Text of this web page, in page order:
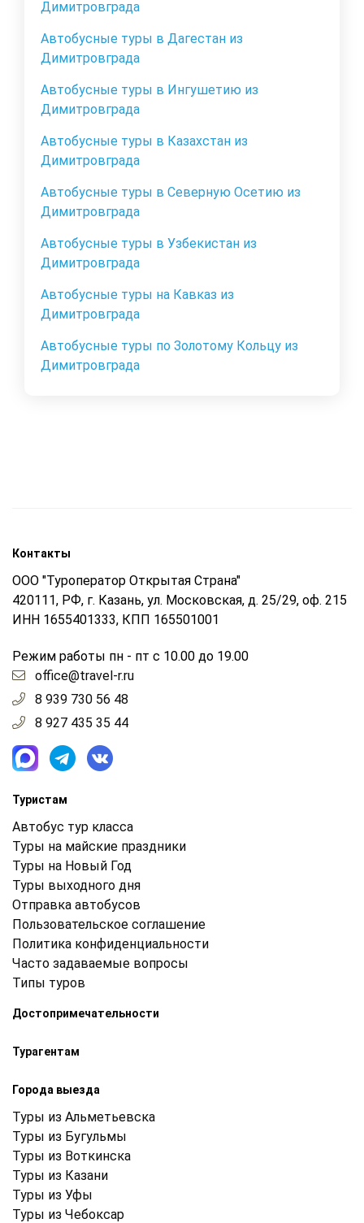
Димитровграда
Автобусные туры в Дагестан из
Димитровграда
Автобусные туры в Ингушетию из
Димитровграда
Автобусные туры в Казахстан из
Димитровграда
Автобусные туры в Северную Осетию из
Димитровграда
Автобусные туры в Узбекистан из
Димитровграда
Автобусные туры на Кавказ из
Димитровграда
Автобусные туры по Золотому Кольцу из
Димитровграда
Контакты
ООО "Туроператор Открытая Страна"
420111, РФ, г. Казань, ул. Московская, д. 25/29, оф. 215
ИНН 1655401333, КПП 165501001
Режим работы пн - пт с 10.00 до 19.00
office@travel-r.ru
8 939 730 56 48
8 927 435 35 44
Туристам
Автобус тур класса
Туры на майские праздники
Туры на Новый Год
Туры выходного дня
Отправка автобусов
Пользовательское соглашение
Политика конфиденциальности
Часто задаваемые вопросы
Типы туров
Достопримечательности
Турагентам
Города выезда
Туры из Альметьевска
Туры из Бугульмы
Туры из Воткинска
Туры из Казани
Туры из Уфы
Туры из Чебоксар